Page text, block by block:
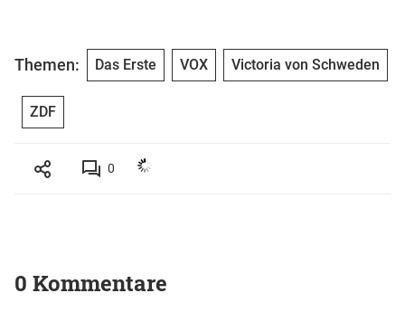
Themen: Das Erste VOX Victoria von Schweden
ZDF
0
0 Kommentare